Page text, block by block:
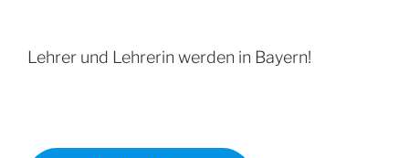
Lehrer und Lehrerin werden in Bayern!